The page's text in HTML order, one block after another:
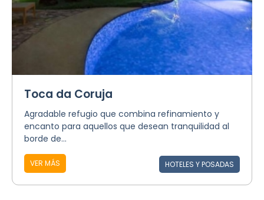
Toca da Coruja
Agradable refugio que combina refinamiento y
encanto para aquellos que desean tranquilidad al
borde de...
VER MÁS HOTELES Y POSADAS